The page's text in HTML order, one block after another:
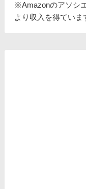
※Amazonのアソシ
より収入を得ていま